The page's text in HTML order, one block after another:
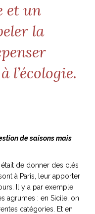
et un
la
l’écologie.
de saisons mais
était de donner des clés
à Paris, leur apporter
Il y a par exemple
agrumes : en Sicile, on
catégories. Et en